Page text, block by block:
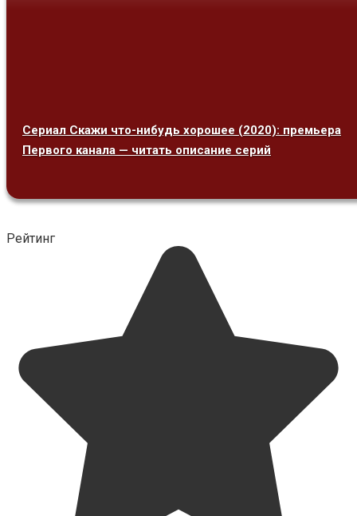
Сериал Скажи что-нибудь хорошее (2020): премьера
Первого канала — читать описание серий
Рейтинг